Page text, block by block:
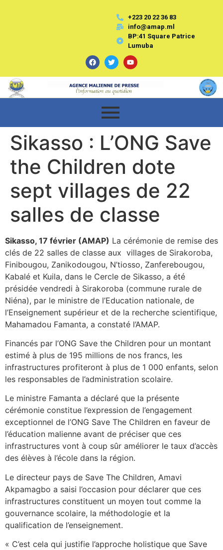
+223 20 22 36 83
info@amap.ml
BP:41 Square Patrice
Lumuba
Sikasso : L’ONG Save
the Children dote
sept villages de 22
salles de classe
Sikasso, 17 février (AMAP) La cérémonie de remise des
clés de 22 salles de classe aux villages de Sirakoroba,
Finibougou, Zanikodougou, N’tiosso, Zanferebougou,
Kabalé et Kuila, dans le Cercle de Sikasso, a été
présidée vendredi à Sirakoroba (commune rurale de
Niéna), par le ministre de l’Education nationale, de
l’Enseignement supérieur et de la recherche scientifique,
Mahamadou Famanta, a constaté l’AMAP.
Financés par l’ONG Save the Children pour un montant
estimé à plus de 195 millions de nos francs, les
infrastructures profiteront à plus de 1 000 enfants, selon
les responsables de l’administration scolaire.
Le ministre Famanta a déclaré que la présente
cérémonie constitue l’expression de l’engagement
exceptionnel de l’ONG Save The Children en faveur de
l’éducation malienne avant de préciser que ces
infrastructures vont à coup sûr améliorer le taux d’accès
des élèves à l’école dans la région.
Le directeur pays de Save The Children, Amavi
Akpamagbo a saisi l’occasion pour déclarer que ces
infrastructures constituent un moyen tout comme la
gouvernance scolaire, la méthodologie et la
qualification de l’enseignement.
« C’est cela qui justifie l’approche holistique que Save